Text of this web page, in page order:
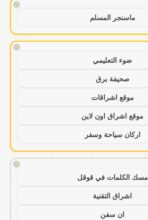
!
ماسنجر المسلم
!
ضوء التعليمي
صحيفة برق
موقع اشراقات
موقع اشراق اون لاين
اركان سياحة وسفر
!
مسك الكلمات في قوقل
اشراق التقنية
ان سفن